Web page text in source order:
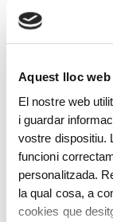
Aquest lloc
El nostre web
i guardar
vostre dispositiu.
funcioni
personalitzada.
la qual cosa, a
cookies que
d’un sòlid. Amb
i les dificultats
passar a produir
A l’anvers, bust
perles i clàmide,
RE(x) i una
diadema de
ISPALI PIVS i
Encunyat per